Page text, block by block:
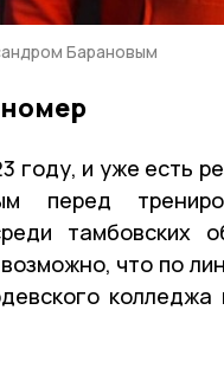
Барановым
году, и уже есть
перед
тамбовских
что по
колледжа